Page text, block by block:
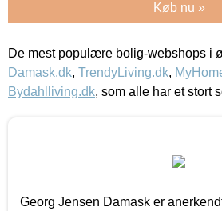
Køb nu »
De mest populære bolig-webshops i
Damask.dk, TrendyLiving.dk,
Bydahlliving.dk, som alle har et stort
Georg Jensen Damask er